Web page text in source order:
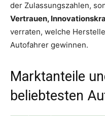
der Zulassungszahlen,
Vertrauen,
verraten, welche
Autofahrer gewinnen.
Marktanteile
beliebtesten